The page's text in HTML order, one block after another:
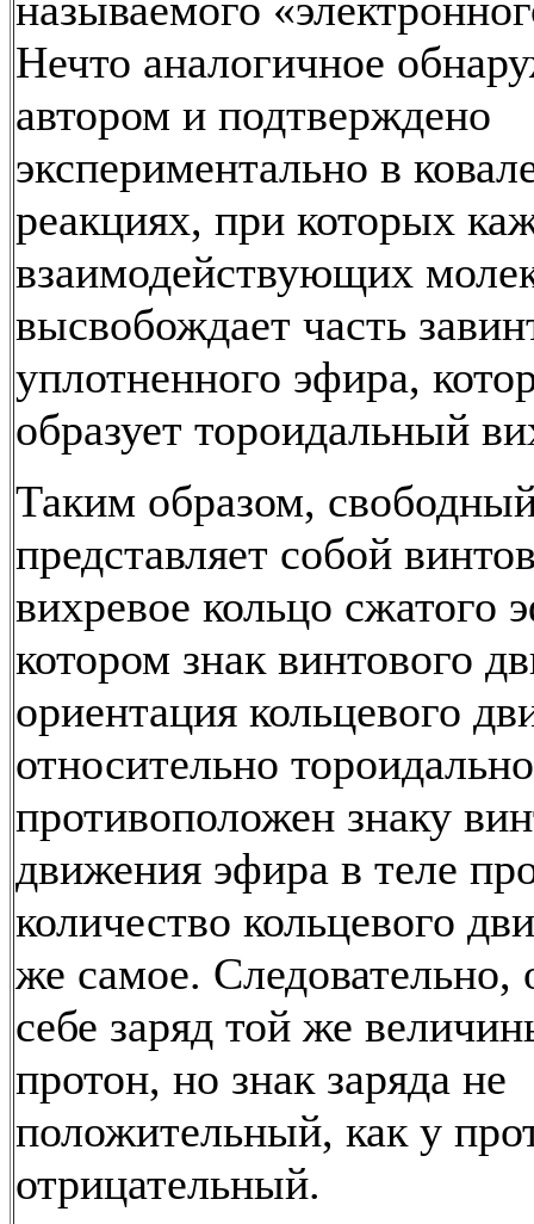
называемого
Нечто аналогичное
автором и подтверждено
экспериментально в
реакциях, при которых
взаимодействующих
высвобождает часть
уплотненного эфира,
образует тороидальный
Таким образом,
представляет собой
вихревое кольцо сжатого
котором знак винтового
ориентация кольцевого
относительно
противоположен знаку
движения эфира в теле
количество кольцевого
же самое. Следовательно,
себе заряд той же
протон, но знак заряда не
положительный, как у
отрицательный.